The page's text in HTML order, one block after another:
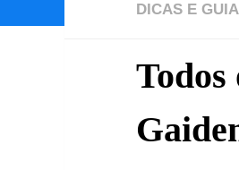
DICAS E
Todos